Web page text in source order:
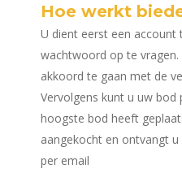
Hoe werkt
U dient eerst een
wachtwoord op te
akkoord te gaan met de
Vervolgens kunt u uw bod
hoogste bod heeft
aangekocht en ontvangt
per email